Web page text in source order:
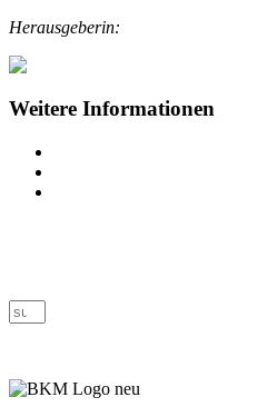
Herausgeberin:
Weitere Informationen